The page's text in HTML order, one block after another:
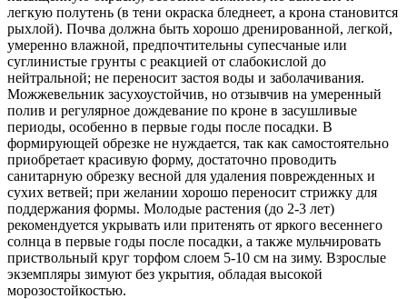
легкую полутень (в тени окраска бледнеет, а крона становится
рыхлой). Почва должна быть хорошо дренированной, легкой,
умеренно влажной, предпочтительны супесчаные или
суглинистые грунты с реакцией от слабокислой до
нейтральной; не переносит застоя воды и заболачивания.
Можжевельник засухоустойчив, но отзывчив на умеренный
полив и регулярное дождевание по кроне в засушливые
периоды, особенно в первые годы после посадки. В
формирующей обрезке не нуждается, так как самостоятельно
приобретает красивую форму, достаточно проводить
санитарную обрезку весной для удаления поврежденных и
сухих ветвей; при желании хорошо переносит стрижку для
поддержания формы. Молодые растения (до 2-3 лет)
рекомендуется укрывать или притенять от яркого весеннего
солнца в первые годы после посадки, а также мульчировать
приствольный круг торфом слоем 5-10 см на зиму. Взрослые
экземпляры зимуют без укрытия, обладая высокой
морозостойкостью.